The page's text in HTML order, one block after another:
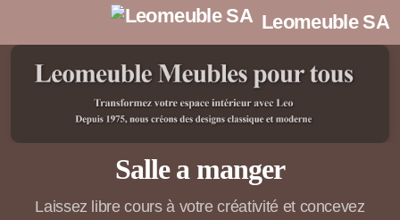
Leomeuble SA
Salle a manger
Laissez libre cours à votre créativité et concevez